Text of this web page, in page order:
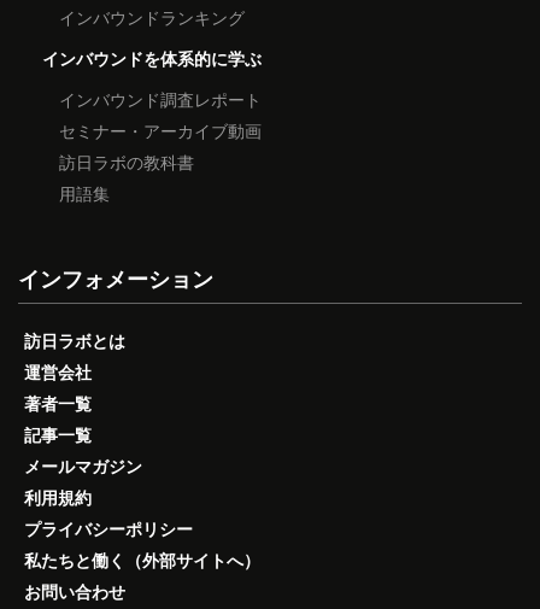
インバウンドランキング
インバウンドを体系的に学ぶ
インバウンド調査レポート
セミナー・アーカイブ動画
訪日ラボの教科書
用語集
インフォメーション
訪日ラボとは
運営会社
著者一覧
記事一覧
メールマガジン
利用規約
プライバシーポリシー
私たちと働く（外部サイトへ）
お問い合わせ